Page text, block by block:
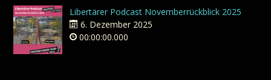
Libertärer Podcast Novemberrückblick 2025
6. Dezember 2025
00:00:00.000